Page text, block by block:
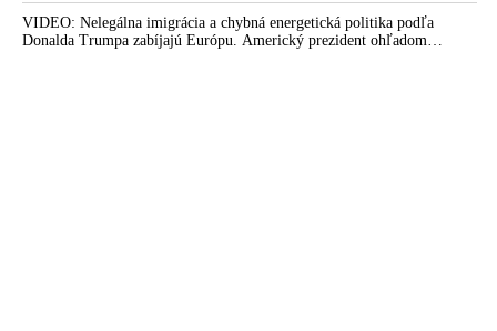
správ preniklo do tejto španielskej exklávy na severe Afriky vyše 70-
tisíc migrantov
VIDEO: Nelegálna imigrácia a chybná energetická politika podľa
Donalda Trumpa zabíjajú Európu. Americký prezident ohľadom